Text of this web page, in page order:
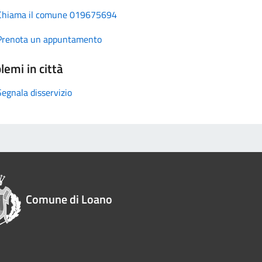
il comune 019675694
un appuntamento
in città
disservizio
Comune di Loano